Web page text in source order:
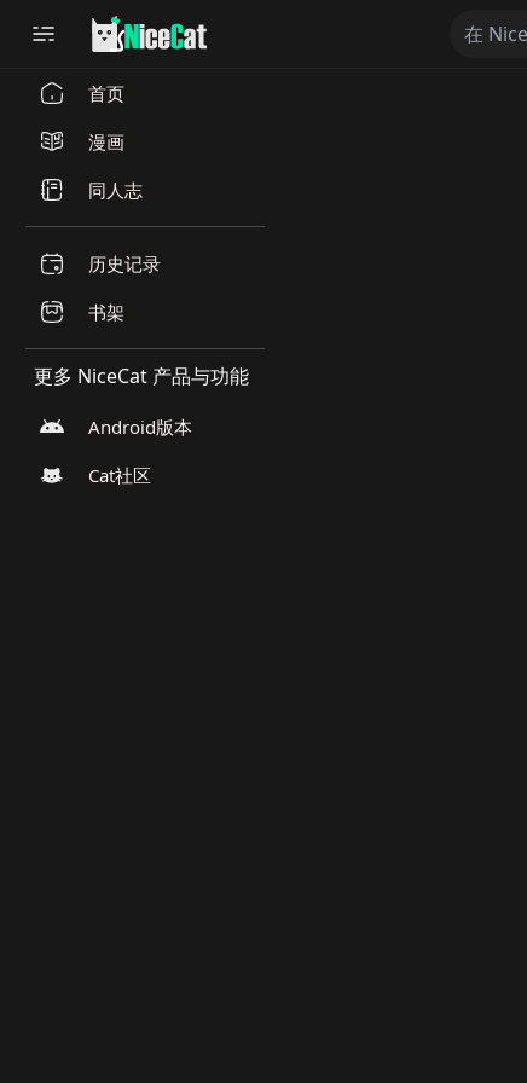
首页
漫画
同人志
历史记录
书架
更多 NiceCat 产品与功能
Android版本
Cat社区